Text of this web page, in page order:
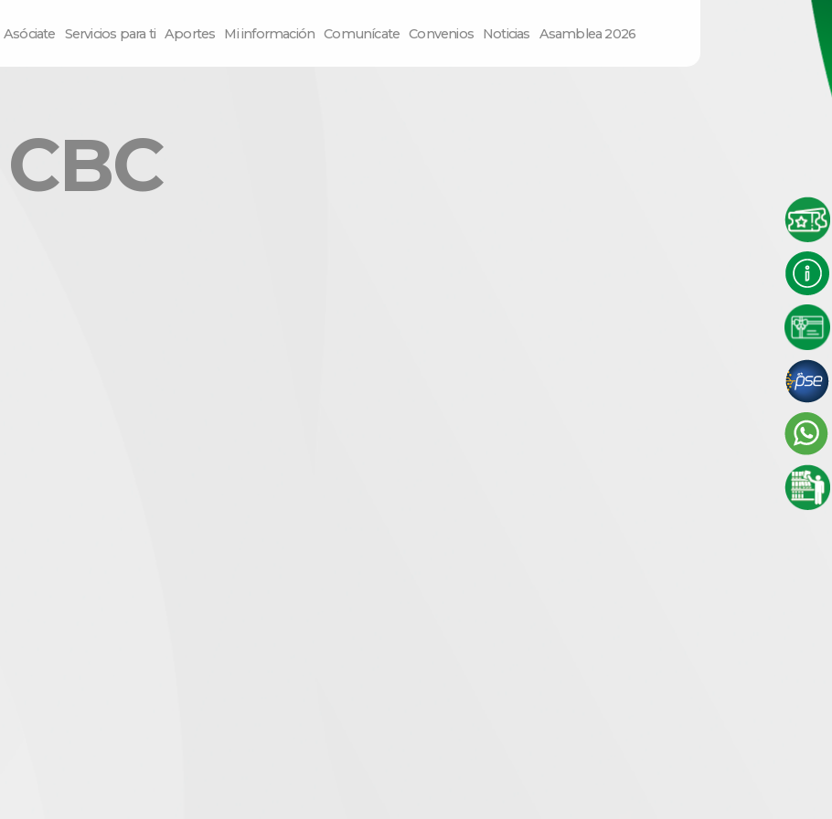
Asóciate Servicios para ti Aportes Mi información Comunícate Convenios Noticias Asamblea 2026